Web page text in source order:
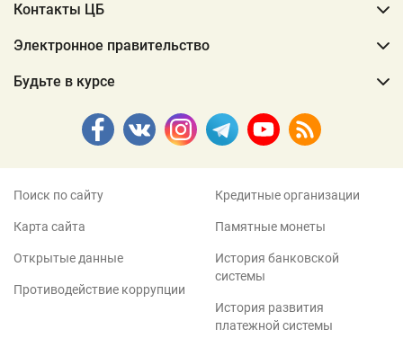
Контакты ЦБ
Электронное правительство
Будьте в курсе
Поиск по сайту
Карта сайта
Открытые данные
Противодействие коррупции
Кредитные организации
Памятные монеты
История банковской
системы
История развития
платежной системы